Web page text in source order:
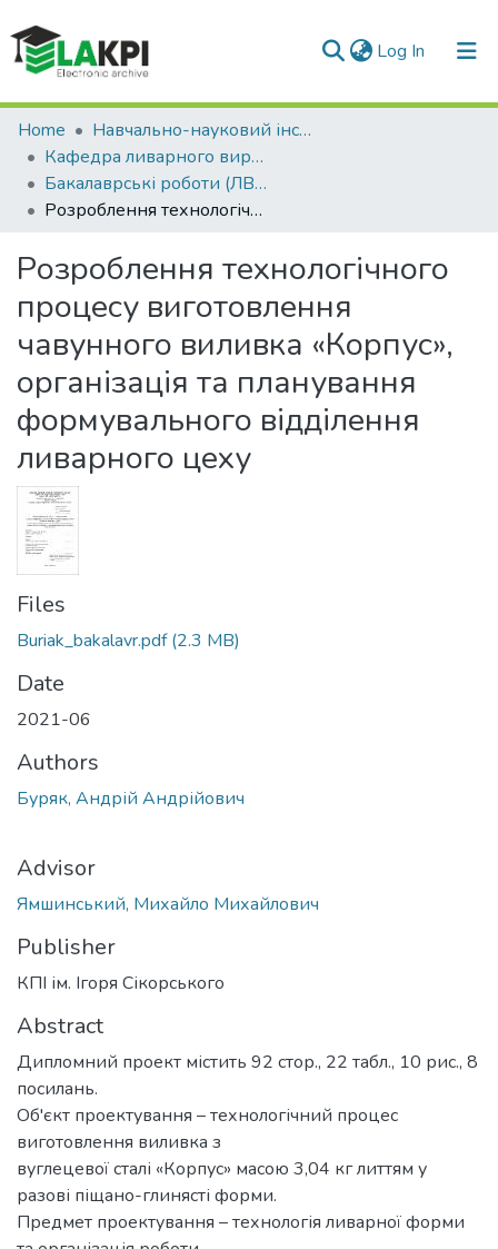
Log In (current)
Communities & Collections
All of DSpace
Statistics
Home
Навчально-науковий інститут матеріалознавства та зварювання ім. Є.О. Патона (НН ІМЗ ім. Є.О. Патона)
Кафедра ливарного виробництва чорних і кольорових металів (ЛВЧКМ)
Бакалаврські роботи (ЛВЧКМ)
Розроблення технологічного процесу виготовлення чавунного виливка «Корпус», організація та планування формувального відділення ливарного цеху
Розроблення технологічного
процесу виготовлення
чавунного виливка «Корпус»,
організація та планування
формувального відділення
ливарного цеху
Files
Buriak_bakalavr.pdf(2.3 MB)
Date
2021-06
Authors
Буряк, Андрій Андрійович
Advisor
Ямшинський, Михайло Михайлович
Publisher
КПІ ім. Ігоря Сікорського
Abstract
Дипломний проект містить 92 стор., 22 табл., 10 рис., 8
посилань.
Об'єкт проектування – технологічний процес
виготовлення виливка з
вуглецевої сталі «Корпус» масою 3,04 кг литтям у
разові піщано-глинясті форми.
Предмет проектування – технологія ливарної форми